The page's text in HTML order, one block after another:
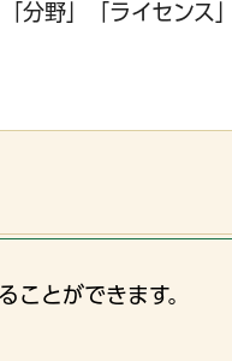
分野」「ライセン
ことができます。